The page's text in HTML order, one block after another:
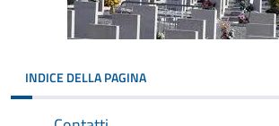
INDICE DELLA PAGINA